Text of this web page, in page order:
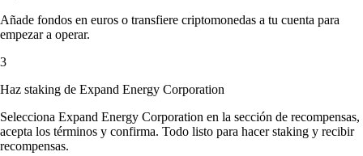
Añade fondos en euros o transfiere criptomonedas a tu cuenta para
empezar a operar.
3
Haz staking de Expand Energy Corporation
Selecciona Expand Energy Corporation en la sección de recompensas,
acepta los términos y confirma. Todo listo para hacer staking y recibir
recompensas.